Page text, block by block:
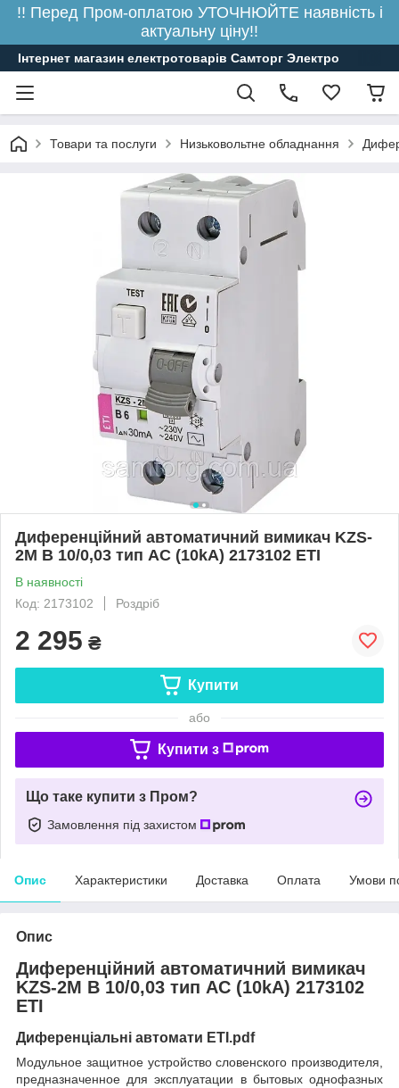
!! Перед Пром-оплатою УТОЧНЮЙТЕ наявність і
актуальну ціну!!
Інтернет магазин електротоварів Самторг Электро
Товари та послуги Низьковольтне обладнання
Диференційний автоматичний вимикач KZS-
2M B 10/0,03 тип AC (10kA) 2173102 ETI
В наявності
Код: 2173102
Роздріб
2 295 ₴
Купити
або
Купити з
Що таке купити з Пром?
Замовлення під захистом
Опис Характеристики Доставка Оплата Умови
Опис
Диференційний автоматичний вимикач
KZS-2M B 10/0,03 тип AC (10kA) 2173102
ETI
Диференціальні автомати ETI.pdf
Модульное защитное устройство словенского производителя,
предназначенное для эксплуатации в бытовых однофазных